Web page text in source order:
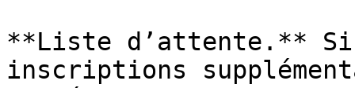
**Liste d’attente.**
inscriptions